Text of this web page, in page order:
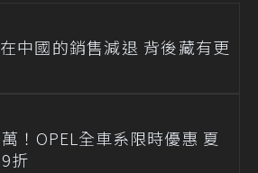
中國的銷售減退 背後藏有更
！OPEL全車系限時優惠 夏
折